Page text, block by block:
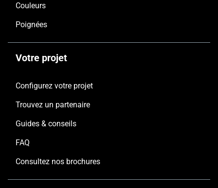
Couleurs
Poignées
Votre projet
Configurez votre projet
Trouvez un partenaire
Guides & conseils
FAQ
Consultez nos brochures